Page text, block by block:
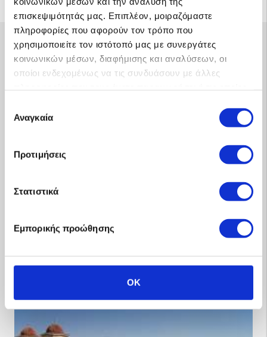
επισκεψιμότητάς μας. Επιπλέον, μοιραζόμαστε
πληροφορίες που αφορούν τον τρόπο που
χρησιμοποιείτε τον ιστότοπό μας με συνεργάτες
κοινωνικών μέσων, διαφήμισης και αναλύσεων, οι
οποίοι ενδεχομένως να τις συνδυάσουν με άλλες
των υπηρεσιών τους.
συγκατάθεσης
Αναγκαία
Προτιμήσεις
Στατιστικά
Εμπορικής προώθησης
OK
Διπλ. Ηλεκτρολόγου Μηχανικού ΕΜΠ, Διδάκτορος ΕΜΠ
Δωρεάν μελέτη και
προσφορά με1 κλικ
Προφίλ